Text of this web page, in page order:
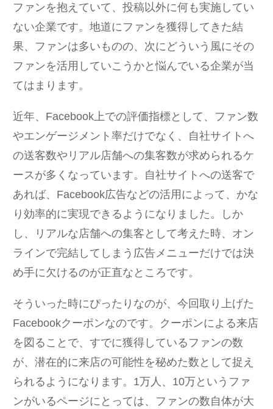
ファンを抱えていて、投稿以外に何も実施してい
ない企業です。地道にファンを獲得してきた結
果、ファンは多いものの、次にどういう風にその
ファンを活用していこうかと悩んでいる企業が当
てはまります。
近年、Facebook上での評価指標として、ファン数
やエンゲージメント率だけでなく、自社サイトへ
の送客数やリアル店舗への集客数が求められるケ
ースが多くなっています。自社サイトへの送客で
あれば、Facebook広告などの活用によって、かな
り効率的に実現できるようになりました。しか
し、リアルな店舗への集客として考えた時、オン
ラインで完結してしまう広告メニューだけでは決
め手に欠けるのが正直なところです。
そういった時にぴったりなのが、今回取り上げた
Facebookクーポンなのです。クーポンによる来店
を図ることで、すでに獲得しているファンの数
が、潜在的に来店の可能性を秘めた数として捉え
られるようになります。1万人、10万というファ
ンがいるページにとっては、ファンの数自体が大